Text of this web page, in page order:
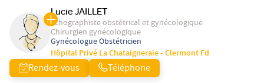
Lucie JAILLET
Echographiste obstétrical et gynécologique
Chirurgien gynécologique
Gynécologue Obstétricien
Hôpital Privé La Chataigneraie - Clermont Fd
Rendez-vous Téléphone